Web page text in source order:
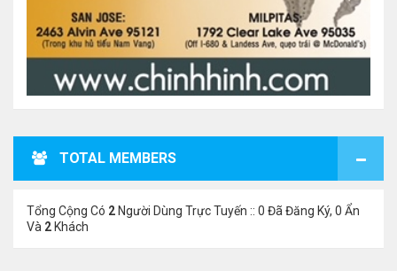
TOTAL MEMBERS
Tổng Cộng Có 2 Người Dùng Trực Tuyến :: 0 Đã Đăng Ký, 0 Ẩn
Và 2 Khách